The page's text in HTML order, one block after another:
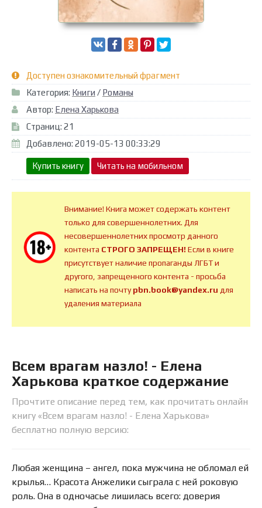
Доступен ознакомительный фрагмент
Категория: Книги / Романы
Автор: Елена Харькова
Страниц: 21
Добавлено: 2019-05-13 00:33:29
Купить книгу Читать на мобильном
Внимание! Книга может содержать контент
только для совершеннолетних. Для
несовершеннолетних просмотр данного
контента СТРОГО ЗАПРЕЩЕН!Если в книге
присутствует наличие пропаганды ЛГБТ и
другого, запрещенного контента - просьба
написать на почтуpbn.book@yandex.ru для
удаления материала
Всем врагам назло! - Елена
Харькова краткое содержание
Прочтите описание перед тем, как прочитать онлайн
книгу «Всем врагам назло! - Елена Харькова»
бесплатно полную версию:
Любая женщина – ангел, пока мужчина не обломал ей
крылья… Красота Анжелики сыграла с ней роковую
роль. Она в одночасье лишилась всего: доверия